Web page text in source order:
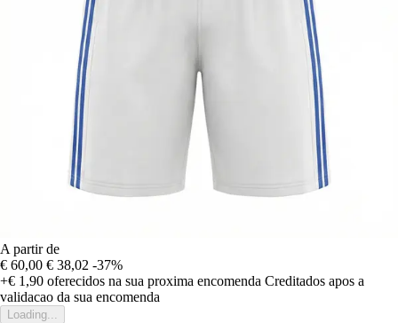
A partir de
€ 60,00 € 38,02 -37%
+€ 1,90 oferecidos na sua proxima encomenda Creditados apos a
validacao da sua encomenda
Loading...